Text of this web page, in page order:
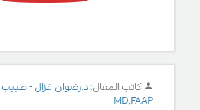
كاتب المقال: د.رضوان غزال - طبيب
MD,FAAP